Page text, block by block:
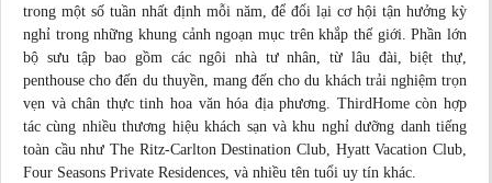
trong một số tuần nhất định mỗi năm, để đổi lại cơ hội tận hưởng kỳ
nghỉ trong những khung cảnh ngoạn mục trên khắp thế giới. Phần lớn
bộ sưu tập bao gồm các ngôi nhà tư nhân, từ lâu đài, biệt thự,
penthouse cho đến du thuyền, mang đến cho du khách trải nghiệm trọn
vẹn và chân thực tinh hoa văn hóa địa phương. ThirdHome còn hợp
tác cùng nhiều thương hiệu khách sạn và khu nghỉ dưỡng danh tiếng
toàn cầu như The Ritz-Carlton Destination Club, Hyatt Vacation Club,
Four Seasons Private Residences, và nhiều tên tuổi uy tín khác.